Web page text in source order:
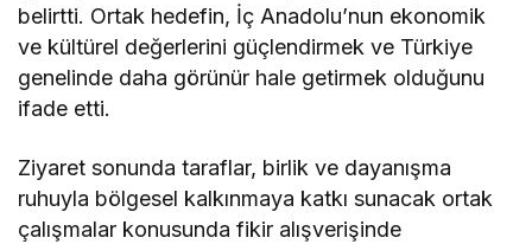
belirtti. Ortak hedefin, İç Anadolu’nun ekonomik
ve kültürel değerlerini güçlendirmek ve Türkiye
genelinde daha görünür hale getirmek olduğunu
ifade etti.
Ziyaret sonunda taraflar, birlik ve dayanışma
ruhuyla bölgesel kalkınmaya katkı sunacak ortak
çalışmalar konusunda fikir alışverişinde